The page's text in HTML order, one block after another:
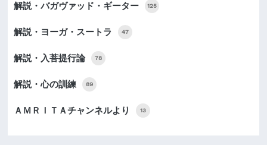
解説・バガヴァッド・ギーター 125
解説・ヨーガ・スートラ 47
解説・入菩提行論 78
解説・心の訓練 89
ＡＭＲＩＴＡチャンネルより 13